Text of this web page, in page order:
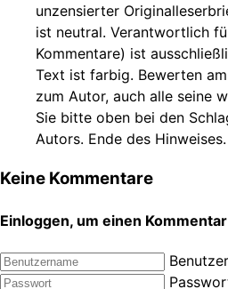
unzensierter
ist neutral. Verantwortlich
Kommentare) ist
Text ist farbig. Bewerten
zum Autor, auch alle seine
Sie bitte oben bei den
Autors. Ende des Hinweises.
Keine Kommentare
Einloggen, um einen